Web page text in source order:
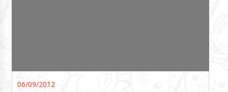
06/09/2012